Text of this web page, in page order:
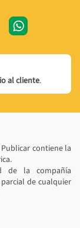
al cliente.
contiene la
de la compañía
de cualquier